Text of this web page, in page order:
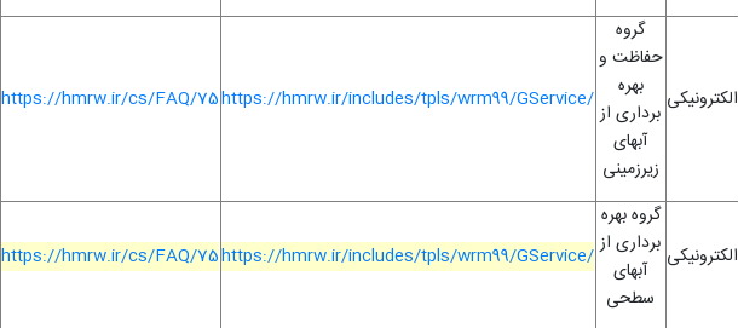
https://hmrw.ir/cs/FAQ/75https://hmrw.ir/includes/tpls/wrm99/GService/
گروه
حفاظت و
بهره
برداری از
آبهای
زیرزمینی
الکترونیکی
https://hmrw.ir/cs/FAQ/75https://hmrw.ir/includes/tpls/wrm99/GService/
گروه بهره
برداری از
آبهای
سطحی
الکترونیکی